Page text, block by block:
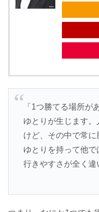
「1つ勝てる場所が
ゆとりが生じます
けど、その中で常に
ゆとりを持って他で
行きやすさが全く